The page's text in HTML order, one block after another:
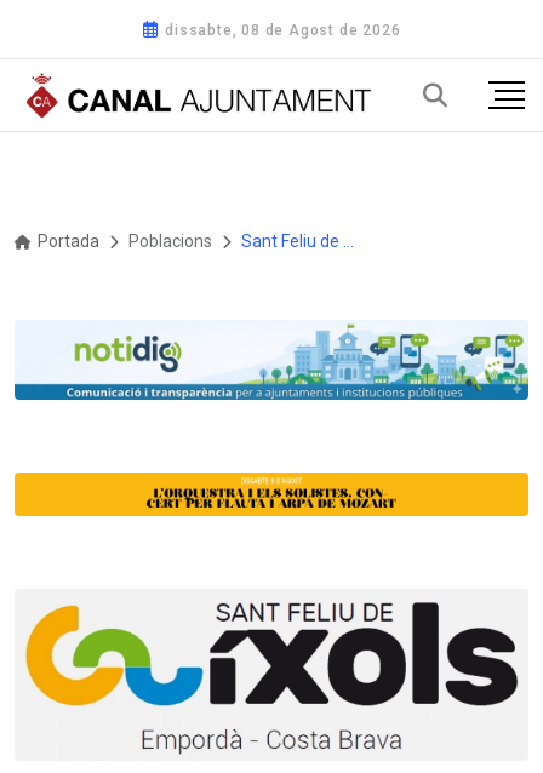
dissabte, 08 de Agost de 2026
Portada Poblacions